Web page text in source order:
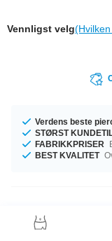
Vennligst velg
Verdens beste
STØRST
FABRIKKPRISER
BEST KVALITET
Produktdetaljer